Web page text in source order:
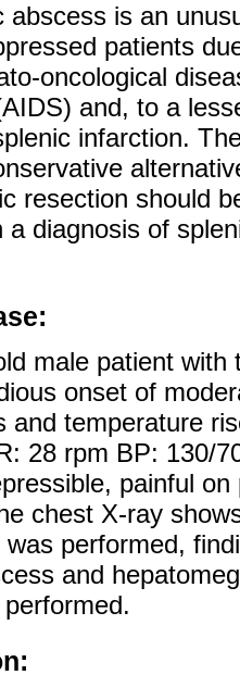
abscess is an
patients
oncological
and, to a
infarction.
resection should
a diagnosis of
male patient
onset of
and temperature
28 rpm BP: 130/
painful
chest X-ray
was performed,
and